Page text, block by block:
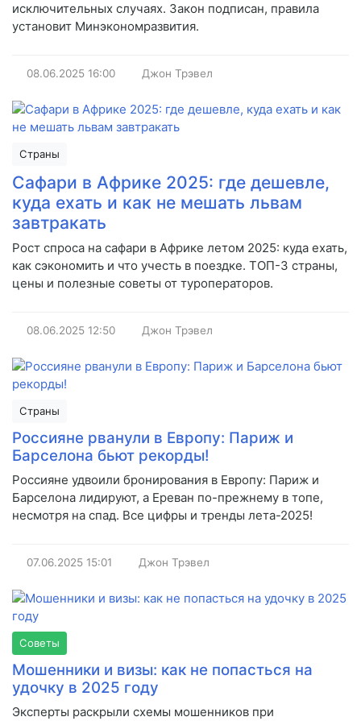
исключительных случаях. Закон подписан, правила
установит Минэкономразвития.
08.06.2025 16:00 Джон Трэвел
Страны
Сафари в Африке 2025: где дешевле,
куда ехать и как не мешать львам
завтракать
Рост спроса на сафари в Африке летом 2025: куда ехать,
как сэкономить и что учесть в поездке. ТОП-3 страны,
цены и полезные советы от туроператоров.
08.06.2025 12:50 Джон Трэвел
Страны
Россияне рванули в Европу: Париж и
Барселона бьют рекорды!
Россияне удвоили бронирования в Европу: Париж и
Барселона лидируют, а Ереван по-прежнему в топе,
несмотря на спад. Все цифры и тренды лета-2025!
07.06.2025 15:01 Джон Трэвел
Советы
Мошенники и визы: как не попасться на
удочку в 2025 году
Эксперты раскрыли схемы мошенников при